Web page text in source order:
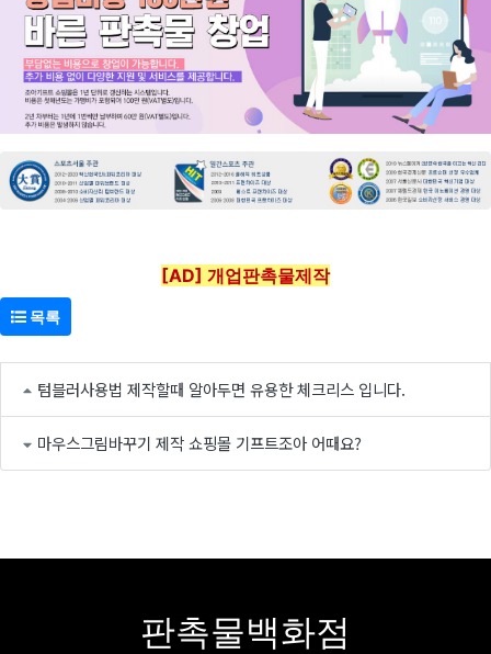
[AD] 개업판촉물제작
목록
텀블러사용법 제작할때 알아두면 유용한 체크리스 입니다.
마우스그림바꾸기 제작 쇼핑몰 기프트조아 어때요?
판촉물백화점